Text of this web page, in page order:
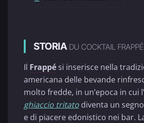
STORIA DU COCKTAIL FRAPPÉ
Il Frappé si inserisce nella
americana delle bevande
molto fredde, in un’epoca in cui
ghiaccio tritato diventa un
e di piacere edonistico nei bar.